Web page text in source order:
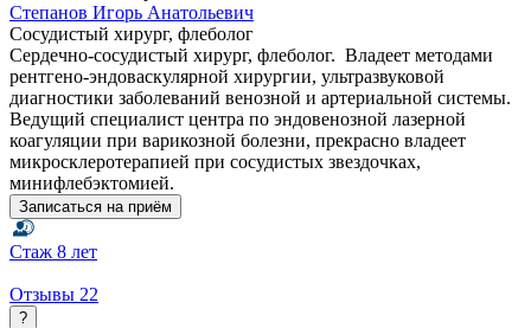
Степанов Игорь Анатольевич
Сосудистый хирург, флеболог
Сердечно-сосудистый хирург, флеболог. Владеет методами
рентгено-эндоваскулярной хирургии, ультразвуковой
диагностики заболеваний венозной и артериальной системы.
Ведущий специалист центра по эндовенозной лазерной
коагуляции при варикозной болезни, прекрасно владеет
микросклеротерапией при сосудистых звездочках,
минифлебэктомией.
Записаться на приём
Стаж 8 лет
Отзывы 22
?